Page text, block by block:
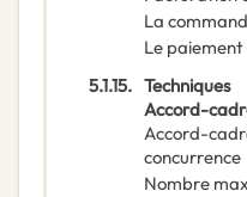
La
Le
5.1.15. Techniques
Accord-
Accord-
concurrence
Nombre